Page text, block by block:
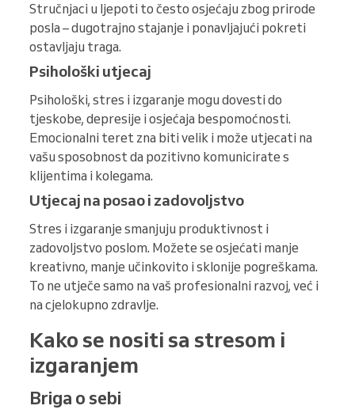
Stručnjaci u ljepoti to često osjećaju zbog prirode
posla – dugotrajno stajanje i ponavljajući pokreti
ostavljaju traga.
Psihološki utjecaj
Psihološki, stres i izgaranje mogu dovesti do
tjeskobe, depresije i osjećaja bespomoćnosti.
Emocionalni teret zna biti velik i može utjecati na
vašu sposobnost da pozitivno komunicirate s
klijentima i kolegama.
Utjecaj na posao i zadovoljstvo
Stres i izgaranje smanjuju produktivnost i
zadovoljstvo poslom. Možete se osjećati manje
kreativno, manje učinkovito i sklonije pogreškama.
To ne utječe samo na vaš profesionalni razvoj, već i
na cjelokupno zdravlje.
Kako se nositi sa stresom i
izgaranjem
Briga o sebi